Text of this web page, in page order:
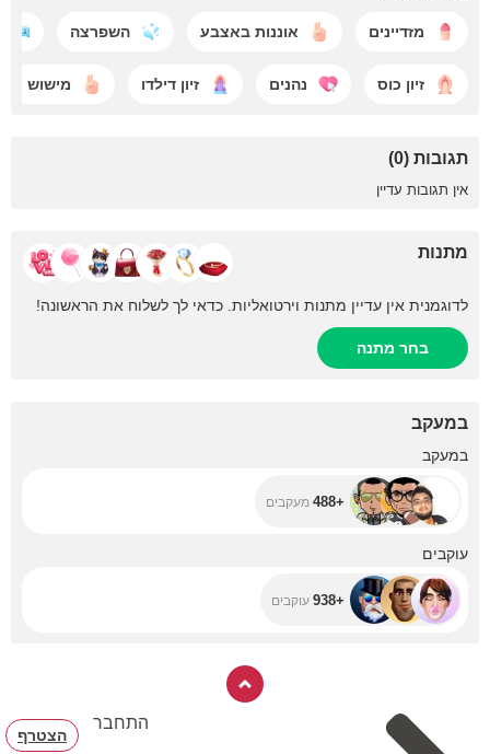
מזדיינים אוננות באצבע השפרצה
זיון כוס נהנים זיון דילדו מישוש
תגובות (0)
אין תגובות עדיין
מתנות
לדוגמנית אין עדיין מתנות וירטואליות. כדאי לך לשלוח את הראשונה!
בחר מתנה
במעקב
במעקב
+488 מעקבים
עוקבים
+938 עוקבים
התחבר
הצטרף